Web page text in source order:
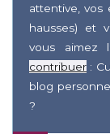
attentive, vos
hausses) et
vous aimez
contribuer :
blog
?